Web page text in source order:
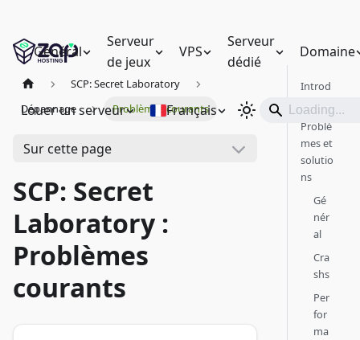
Général
Serveur
de jeux
VPS
Serveur
dédié
Domaine
Louer un serveur Français
SCP: Secret Laboratory
Dépannage
Problèmes courants
Sur cette page
SCP: Secret
Laboratory :
Problèmes
courants
Introd
uction
Problè
mes et
solutio
ns
Gé
nér
al
Cra
shs
Per
for
ma